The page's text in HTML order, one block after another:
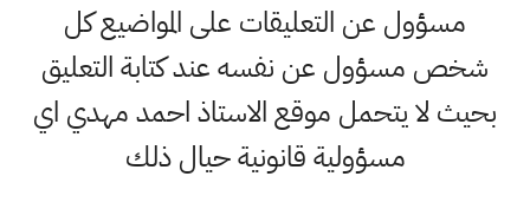
مسؤول عن التعليقات على المواضيع كل
شخص مسؤول عن نفسه عند كتابة التعليق
بحيث لا يتحمل موقع الاستاذ احمد مهدي اي
مسؤولية قانونية حيال ذلك